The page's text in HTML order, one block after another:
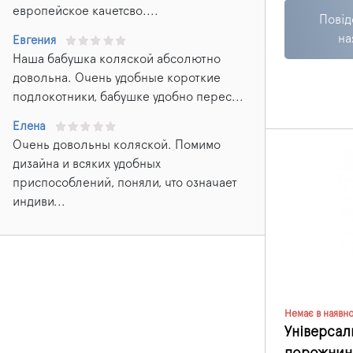
европейское качетсво....
Евгения
Наша бабушка коляской абсолютно
довольна. Очень удобные короткие
подлокотники, бабушке удобно перес...
Елена
Очень довольны коляской. Помимо
дизайна и всяких удобных
приспособлений, поняли, что означает
индиви...
в такому
іригатор
визнаний
Немає в